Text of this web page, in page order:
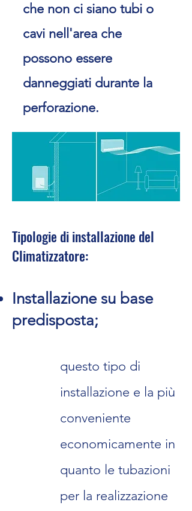
che non ci siano tubi o
cavi nell'area che
possono essere
danneggiati durante la
perforazione.
Tipologie di installazione del
Climatizzatore:
Installazione su base
predisposta;
questo tipo di
installazione e la più
conveniente
economicamente in
quanto le tubazioni
per la realizzazione